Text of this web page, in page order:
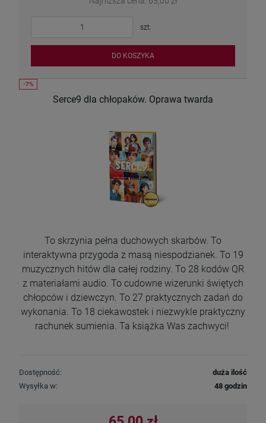
szt.
DO KOSZYKA
Serce9 dla chłopaków. Oprawa twarda
To skrzynia pełna duchowych skarbów. To
interaktywna przygoda z masą niespodzianek. To 19
muzycznych hitów dla całej rodziny. To 28 kodów QR
z materiałami audio. To cudowne wizerunki świętych
chłopców i dziewczyn. To 27 praktycznych zadań do
wykonania. To 18 ciekawostek i niezwykle praktyczny
rachunek sumienia. Ta książka Was zachwyci!
Dostępność:
duża ilość
Wysyłka w:
48 godzin